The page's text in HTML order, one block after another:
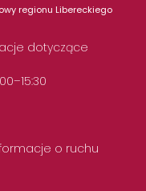
regionu Libereckiego
dotyczące
o ruchu